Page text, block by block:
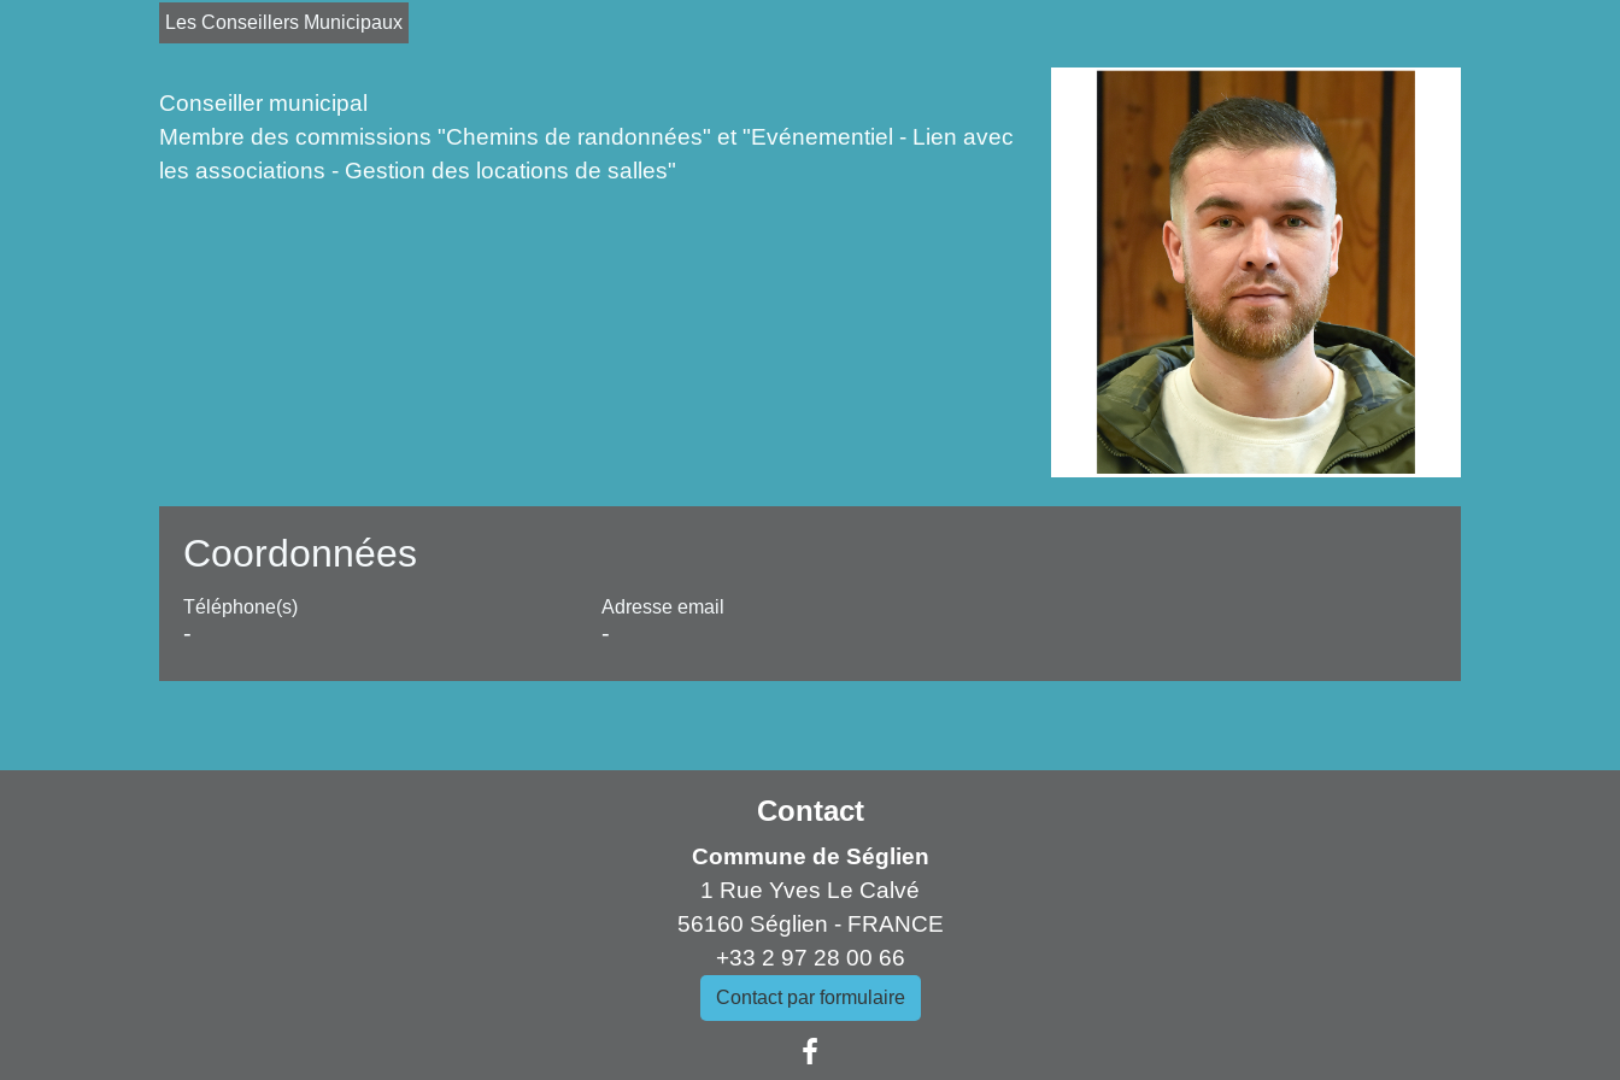
Les Conseillers Municipaux
Conseiller municipal
Membre des commissions "Chemins de randonnées" et "Evénementiel - Lien avec
les associations - Gestion des locations de salles"
Coordonnées
Téléphone(s)
-
Adresse email
-
Contact
Commune de Séglien
1 Rue Yves Le Calvé
56160 Séglien - FRANCE
+33 2 97 28 00 66
Contact par formulaire